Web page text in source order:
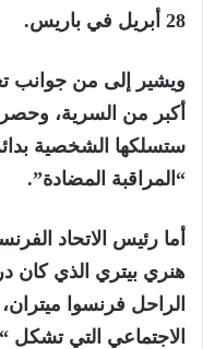
28 أبريل في باريس.
ويشير إلى من جوانب
أكبر من السرية،
ستسلكها الشخصية
“المراقبة المضادة”.
أما رئيس الاتحاد
هنري بيتري الذي كان
الراحل فرنسوا
الاجتماعي التي تشكل